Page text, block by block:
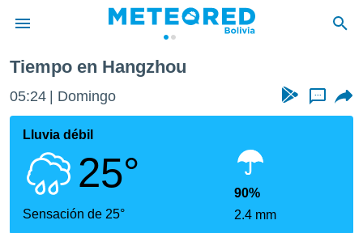
de
ha
para
que se
calidad.
a este
Tiempo en Hangzhou
05:24 Domingo ...
Lluvia débil
25°
Sensación de 25°
90%
2.4 mm